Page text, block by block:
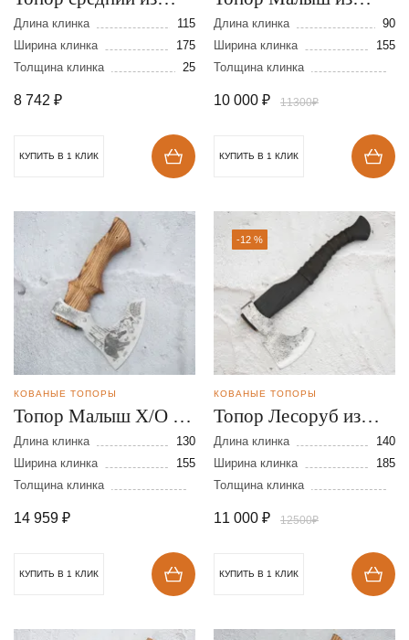
стали 9ХС
Длина клинка
115
Ширина клинка
175
Толщина клинка
25
8 742 ₽
КУПИТЬ В 1 КЛИК
стали 9ХС
Длина клинка
90
Ширина клинка
155
Толщина клинка
10 000 ₽ 11300₽
КУПИТЬ В 1 КЛИК
КОВАНЫЕ ТОПОРЫ
Топор Малыш Х/О из
стали 9ХС
Длина клинка
130
Ширина клинка
155
Толщина клинка
14 959 ₽
КУПИТЬ В 1 КЛИК
-12 %
КОВАНЫЕ ТОПОРЫ
Топор Лесоруб из
стали 9ХС
Длина клинка
140
Ширина клинка
185
Толщина клинка
11 000 ₽ 12500₽
КУПИТЬ В 1 КЛИК